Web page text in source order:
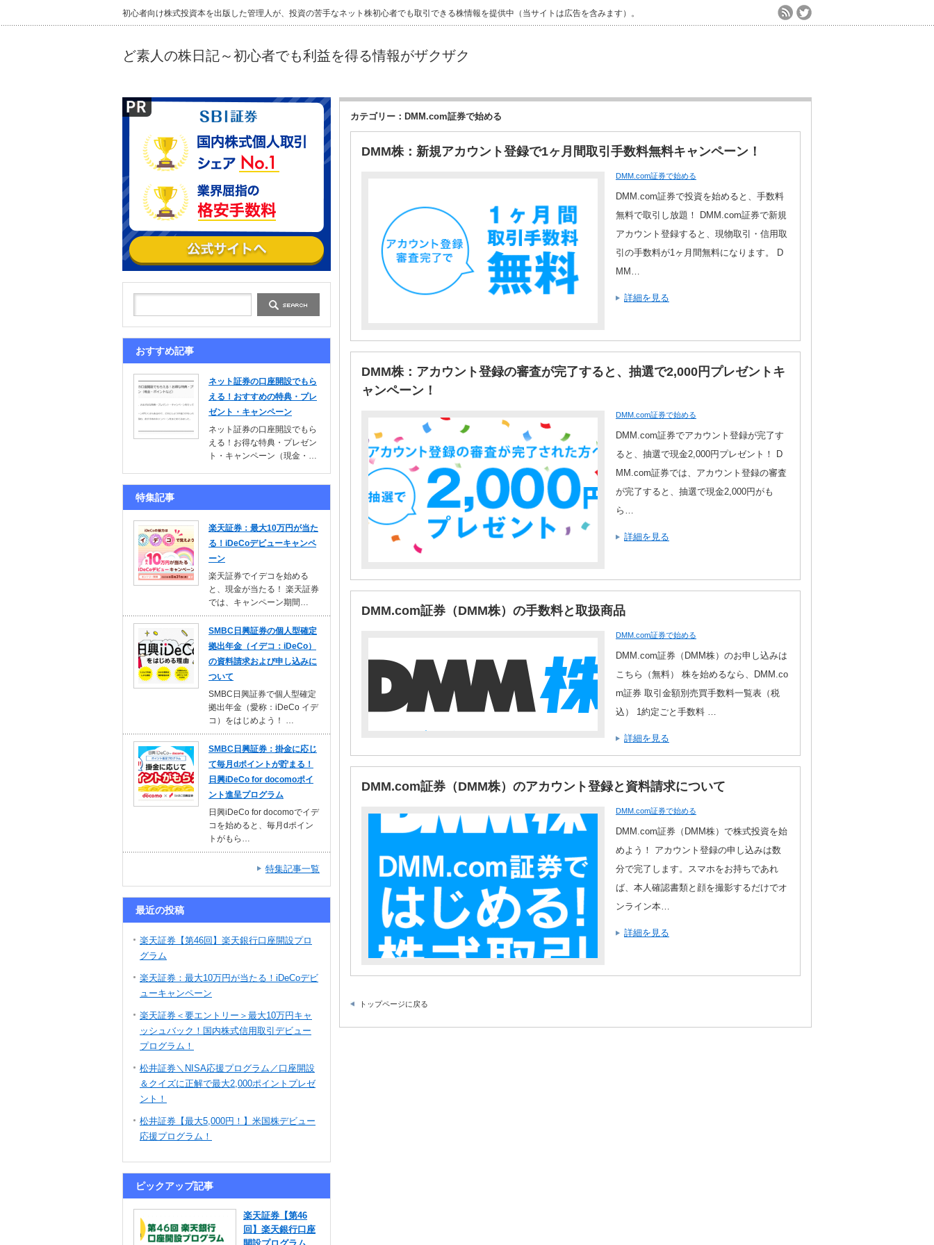
初心者向け株式投資本を出版した管理人が、投資の苦手なネット株初心者でも取引できる株情報を提供中（当サイトは広告を含みます）。
ど素人の株日記～初心者でも利益を得る情報がザクザク
カテゴリー：DMM.com証券で始める
DMM株：新規アカウント登録で1ヶ月間取引手数料無料キャンペーン！
DMM.com証券で始める
DMM.com証券で投資を始めると、手数料
無料で取引し放題！ DMM.com証券で新規
アカウント登録すると、現物取引・信用取
引の手数料が1ヶ月間無料になります。 D
MM…
詳細を見る
DMM株：アカウント登録の審査が完了すると、抽選で2,000円プレゼントキ
ャンペーン！
DMM.com証券で始める
DMM.com証券でアカウント登録が完了す
ると、抽選で現金2,000円プレゼント！ D
MM.com証券では、アカウント登録の審査
が完了すると、抽選で現金2,000円がも
ら…
詳細を見る
DMM.com証券（DMM株）の手数料と取扱商品
DMM.com証券で始める
DMM.com証券（DMM株）のお申し込みは
こちら（無料） 株を始めるなら、DMM.co
m証券 取引金額別売買手数料一覧表（税
込） 1約定ごと手数料 …
詳細を見る
DMM.com証券（DMM株）のアカウント登録と資料請求について
DMM.com証券で始める
DMM.com証券（DMM株）で株式投資を始
めよう！ アカウント登録の申し込みは数
分で完了します。スマホをお持ちであれ
ば、本人確認書類と顔を撮影するだけでオ
ンライン本…
詳細を見る
トップページに戻る
おすすめ記事
ネット証券の口座開設でもら
える！おすすめの特典・プレ
ゼント・キャンペーン
ネット証券の口座開設でもら
える！お得な特典・プレゼン
ト・キャンペーン（現金・…
特集記事
楽天証券：最大10万円が当た
る！iDeCoデビューキャンペ
ーン
楽天証券でイデコを始める
と、現金が当たる！ 楽天証券
では、キャンペーン期間…
SMBC日興証券の個人型確定
拠出年金（イデコ：iDeCo）
の資料請求および申し込みに
ついて
SMBC日興証券で個人型確定
拠出年金（愛称：iDeCo イデ
コ）をはじめよう！ …
SMBC日興証券：掛金に応じ
て毎月dポイントが貯まる！
日興iDeCo for docomoポイ
ント進呈プログラム
日興iDeCo for docomoでイデ
コを始めると、毎月dポイン
トがもら…
特集記事一覧
最近の投稿
楽天証券【第46回】楽天銀行口座開設プロ
グラム
楽天証券：最大10万円が当たる！iDeCoデビ
ューキャンペーン
楽天証券＜要エントリー＞最大10万円キャ
ッシュバック！国内株式信用取引デビュー
プログラム！
松井証券＼NISA応援プログラム／口座開設
＆クイズに正解で最大2,000ポイントプレゼ
ント！
松井証券【最大5,000円！】米国株デビュー
応援プログラム！
ピックアップ記事
楽天証券【第46
回】楽天銀行口座